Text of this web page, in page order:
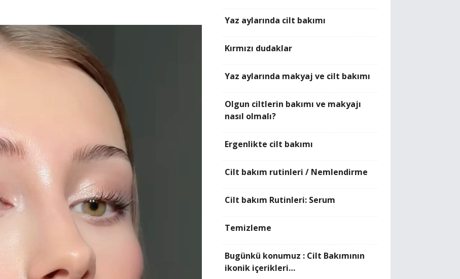
Yaz aylarında cilt bakımı
Kırmızı dudaklar
Yaz aylarında makyaj ve cilt bakımı
Olgun ciltlerin bakımı ve makyajı
nasıl olmalı?
Ergenlikte cilt bakımı
Cilt bakım rutinleri / Nemlendirme
Cilt bakım Rutinleri: Serum
Temizleme
Bugünkü konumuz : Cilt Bakımının
ikonik içerikleri…